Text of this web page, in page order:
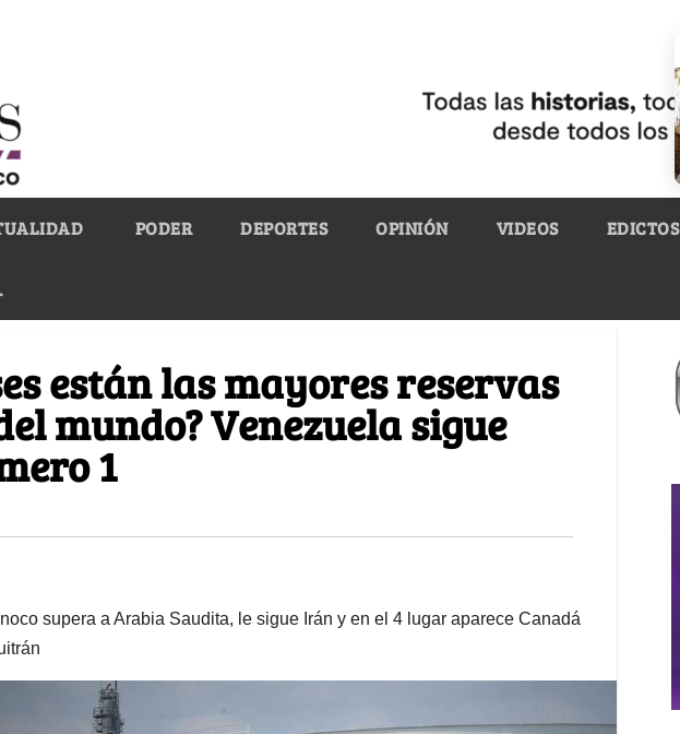
PODER DEPORTES OPINIÓN VIDEOS EDICTOS
están las mayores reservas
mundo? Venezuela sigue
1
supera a Arabia Saudita, le sigue Irán y en el 4 lugar aparece Canadá